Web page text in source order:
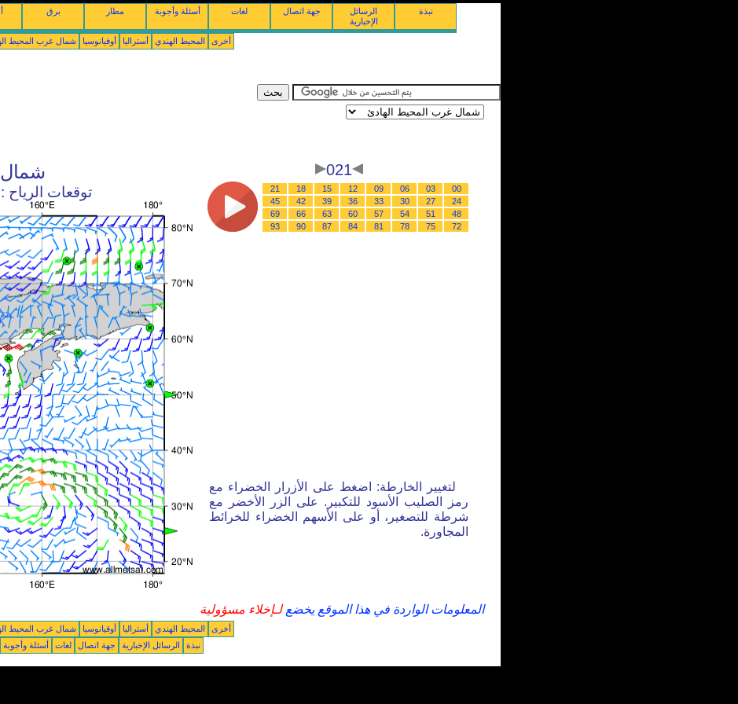
برق مطار أسئلة وأجوبة لغات جهة اتصال
الرسائل
الإخبارية
نبذة
شمال غرب المحيط أوقيانوسيا أستراليا المحيط الهندي أخرى
شمال
توقعات الرياح : 07/08/2026 في الساعة 21 UTC
021
00
03
06
09
12
15
18
21
24
27
30
33
36
39
42
45
48
51
54
57
60
63
66
69
72
75
78
81
84
87
90
93
لتغيير الخارطة: اضغط على الأزرار الخضراء مع
رمز الصليب الأسود للتكبير. على الزر الأخضر مع
شرطة للتصغير، أو على الأسهم الخضراء للخرائط
المجاورة.
المعلومات الواردة في هذا الموقع يخضعلـإخلاء مسؤولية
شمال غرب المحيط أوقيانوسيا أستراليا المحيط الهندي
أخرى
أسئلة وأجوبة لغات جهة اتصال الرسائل الإخبارية نبذة